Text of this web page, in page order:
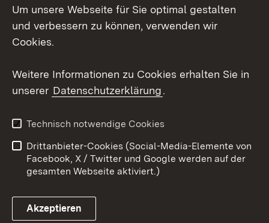
Mastodon
Youtube
Link zum Landesportal
Kontakt
Datenschutz
Barrierefreiheit
Impressum Cookies
Um unsere Webseite für Sie optimal gestalten
und verbessern zu können, verwenden wir
Cookies.
Weitere Informationen zu Cookies erhalten Sie in
unserer Datenschutzerklärung.
Technisch notwendige Cookies
Drittanbieter-Cookies (Social-Media-Elemente von
Facebook, X / Twitter und Google werden auf der
gesamten Webseite aktiviert.)
Akzeptieren